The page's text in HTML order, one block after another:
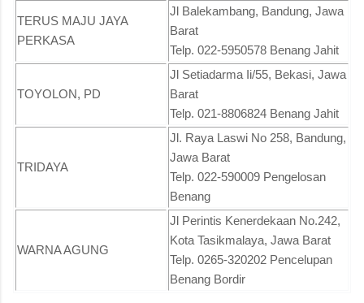
TERUS MAJU JAYA
PERKASA
Jl Balekambang, Bandung, Jawa
Barat
Telp. 022-5950578 Benang Jahit
TOYOLON, PD
Jl Setiadarma Ii/55, Bekasi, Jawa
Barat
Telp. 021-8806824 Benang Jahit
TRIDAYA
Jl. Raya Laswi No 258, Bandung,
Jawa Barat
Telp. 022-590009 Pengelosan
Benang
WARNA AGUNG
Jl Perintis Kenerdekaan No.242,
Kota Tasikmalaya, Jawa Barat
Telp. 0265-320202 Pencelupan
Benang Bordir